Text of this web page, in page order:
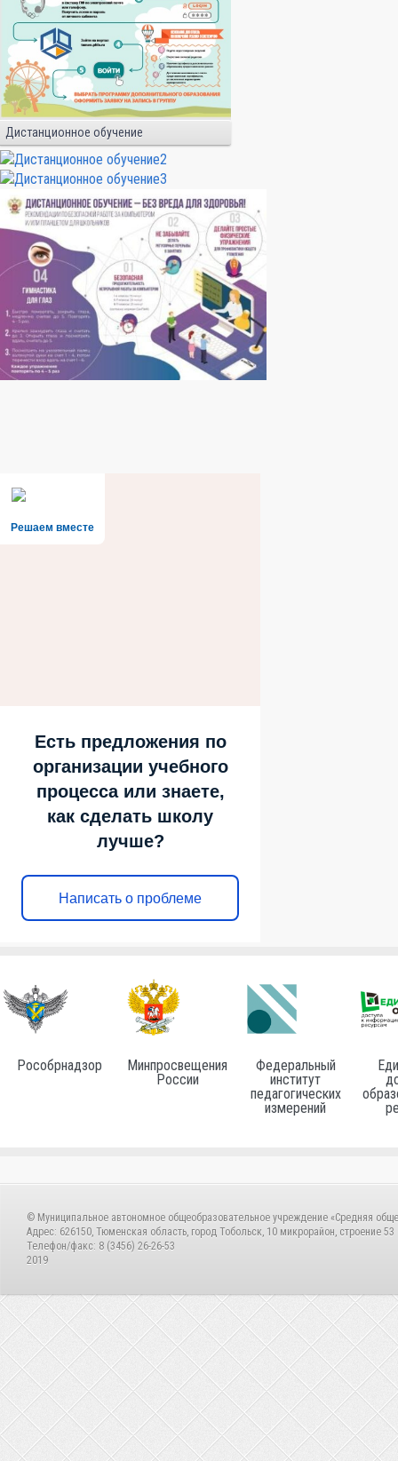
Дистанционное обучение
Решаем вместе
Есть предложения по
организации учебного
процесса или знаете,
как сделать школу
лучше?
Написать о проблеме
Рособрнадзор
Минпросвещения
России
Федеральный
институт
педагогических
измерений
© Муниципальное автономное общеобразовательное учреждение «Средняя
Адрес: 626150, Тюменская область, город Тобольск, 10 микрорайон, строение 53
Телефон/факс: 8 (3456) 26-26-53
2019